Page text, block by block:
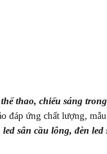
thao, chiếu sáng trong
đáp ứng chất lượng,
sân cầu lông, đèn led